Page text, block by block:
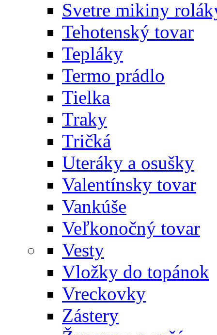
Svetre mikiny
Tehotenský tovar
Tepláky
Termo prádlo
Tielka
Traky
Tričká
Uteráky a osušky
Valentínsky tovar
Vankúše
Veľkonočný tovar
Vesty
Vložky do topánok
Vreckovky
Zástery